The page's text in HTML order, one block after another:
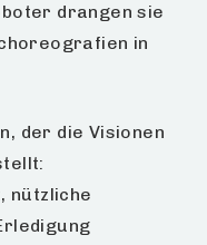
drangen sie
in
der die Visionen
nützliche